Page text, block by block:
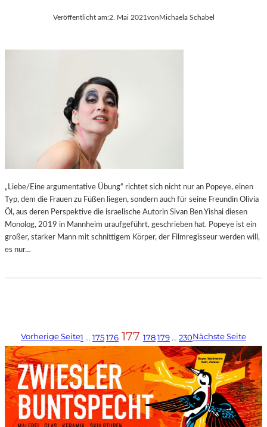
Veröffentlicht am:2. Mai 2021vonMichaela Schabel
„Liebe/Eine argumentative Übung“ richtet sich nicht nur an Popeye, einen
Typ, dem die Frauen zu Füßen liegen, sondern auch für seine Freundin Olivia
Öl, aus deren Perspektive die israelische Autorin Sivan Ben Yishai diesen
Monolog, 2019 in Mannheim uraufgeführt, geschrieben hat. Popeye ist ein
großer, starker Mann mit schnittigem Körper, der Filmregisseur werden will,
es nur…
Vorherige Seite1 … 175176 177 178179… 230Nächste Seite